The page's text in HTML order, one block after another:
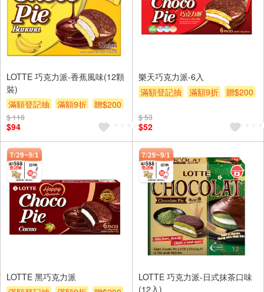
LOTTE 巧克力派-香蕉風味(12顆
裝)
滿額登記抽
滿額9折 贈$200
$ 118
$94
樂天巧克力派-6入
滿額登記抽
滿額9折 贈$200
$ 53
$52
LOTTE 黑巧克力派
LOTTE 巧克力派-日式抹茶口味
(12入)